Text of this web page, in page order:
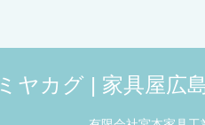
ミヤカグ | 家具屋広